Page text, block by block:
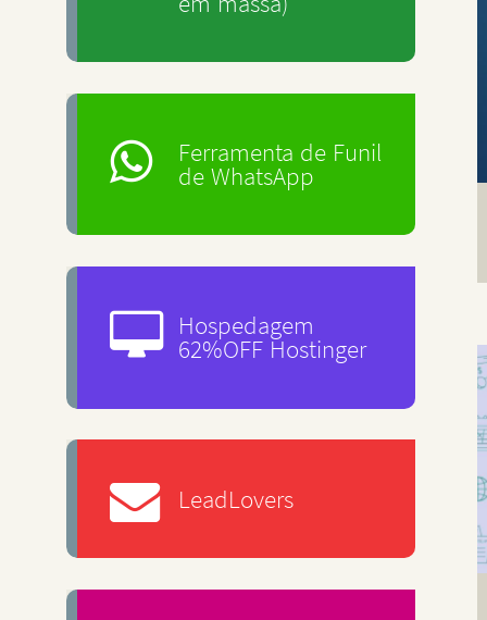
Ferramenta de Funil
de WhatsApp
Hospedagem
62%OFF Hostinger
LeadLovers